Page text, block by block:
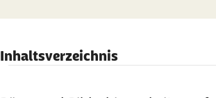
Inhaltsverzeichnis